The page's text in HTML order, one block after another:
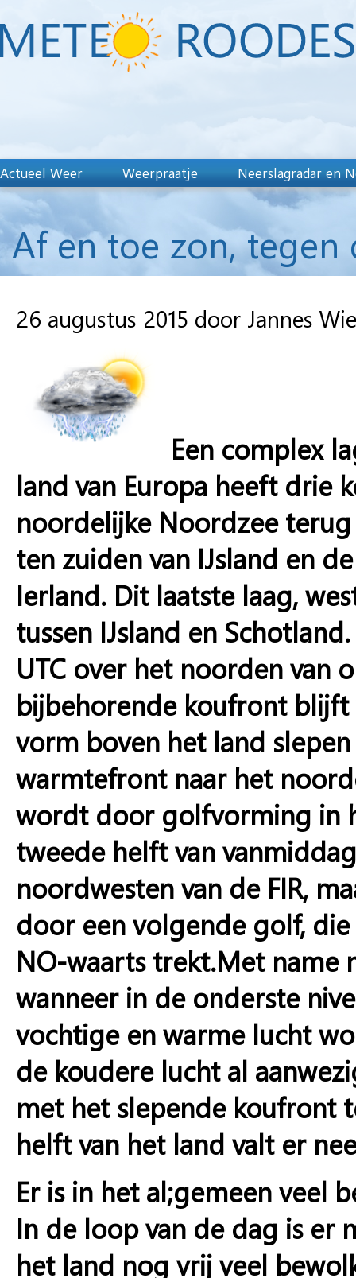
Actueel Weer Weerpraatje Neerslagradar en
Af en toe zon, tegen
26 augustus 2015 door Jannes
Een complex
land van Europa heeft drie
noordelijke Noordzee
ten zuiden van IJsland en
Ierland. Dit laatste laag,
tussen IJsland en
UTC over het noorden van
bijbehorende koufront blijft
vorm boven het land
warmtefront naar het
wordt door golfvorming in
tweede helft van
noordwesten van de FIR,
door een volgende golf,
NO-waarts trekt.Met name
wanneer in de onderste
vochtige en warme lucht
de koudere lucht al
met het slepende koufront
helft van het land valt er
Er is in het al;gemeen veel
In de loop van de dag is er
het land nog vrij veel